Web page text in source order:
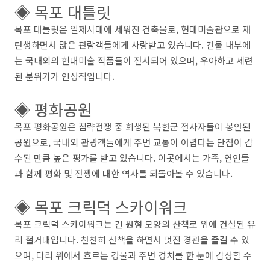
◈ 목포 대틀릿
목포 대틀릿은 일제시대에 세워진 건축물로, 현대미술관으로 재
탄생하면서 많은 관람객들에게 사랑받고 있습니다. 건물 내부에
는 국내외의 현대미술 작품들이 전시되어 있으며, 우아하고 세련
된 분위기가 인상적입니다.
◈ 평화공원
목포 평화공원은 침략전쟁 중 희생된 북한군 전사자들이 봉안된
공원으로, 국내외 관광객들에게 주변 교통이 어렵다는 단점이 감
수된 만큼 높은 평가를 받고 있습니다. 이곳에서는 가족, 연인들
과 함께 평화 및 전쟁에 대한 역사를 되돌아볼 수 있습니다.
◈ 목포 크릭덕 스카이워크
목포 크릭덕 스카이워크는 긴 원형 모양의 산책로 위에 건설된 유
리 철거대입니다. 천천히 산책을 하면서 멋진 경관을 즐길 수 있
으며, 다리 위에서 흐르는 강물과 주변 경치를 한 눈에 감상할 수